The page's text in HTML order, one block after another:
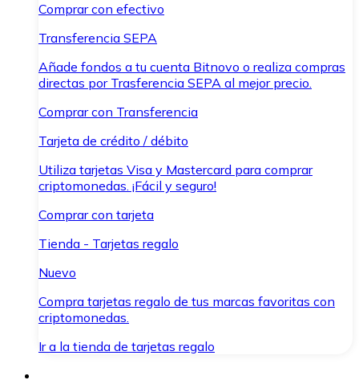
Comprar con efectivo
Transferencia SEPA
Añade fondos a tu cuenta Bitnovo o realiza compras
directas por Trasferencia SEPA al mejor precio.
Comprar con Transferencia
Tarjeta de crédito / débito
Utiliza tarjetas Visa y Mastercard para comprar
criptomonedas. ¡Fácil y seguro!
Comprar con tarjeta
Tienda - Tarjetas regalo
Nuevo
Compra tarjetas regalo de tus marcas favoritas con
criptomonedas.
Ir a la tienda de tarjetas regalo